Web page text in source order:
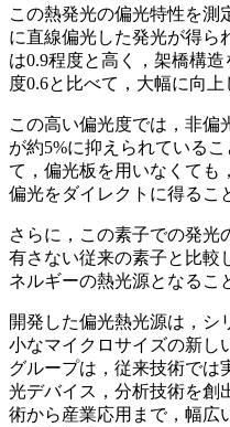
この熱発光の偏光特性を測
に直線偏光した発光が得ら
は0.9程度と高く，架橋構
度0.6と比べて，大幅に向上
この高い偏光度では，非偏
が約5%に抑えられている
て，偏光板を用いなくても
偏光をダイレクトに得るこ
さらに，この素子での発光
有さない従来の素子と比較
ネルギーの熱光源となるこ
開発した偏光熱光源は，シ
小なマイクロサイズの新し
グループは，従来技術では
光デバイス，分析技術を創
術から産業応用まで，幅広